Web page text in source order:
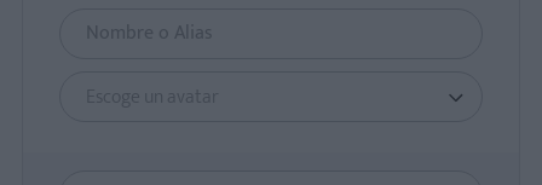
Escoge un avatar